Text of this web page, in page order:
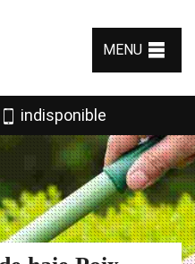
MENU
indisponible